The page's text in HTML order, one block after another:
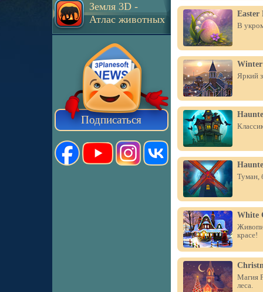
Земля 3D -
Атлас животных
Подписаться
Easter
В
Winter
Яркий
Туман,
White
красе!
Магия
леса.